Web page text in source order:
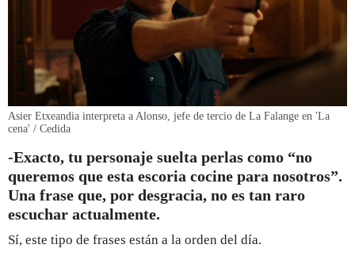
Asier Etxeandia interpreta a Alonso, jefe de tercio de La Falange en 'La
cena' / Cedida
-Exacto, tu personaje suelta perlas como “no
queremos que esta escoria cocine para nosotros”.
Una frase que, por desgracia, no es tan raro
escuchar actualmente.
Sí, este tipo de frases están a la orden del día.